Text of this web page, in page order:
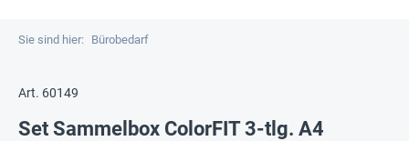
Sie sind hier: Bürobedarf
Art. 60149
Set Sammelbox ColorFIT 3-tlg. A4